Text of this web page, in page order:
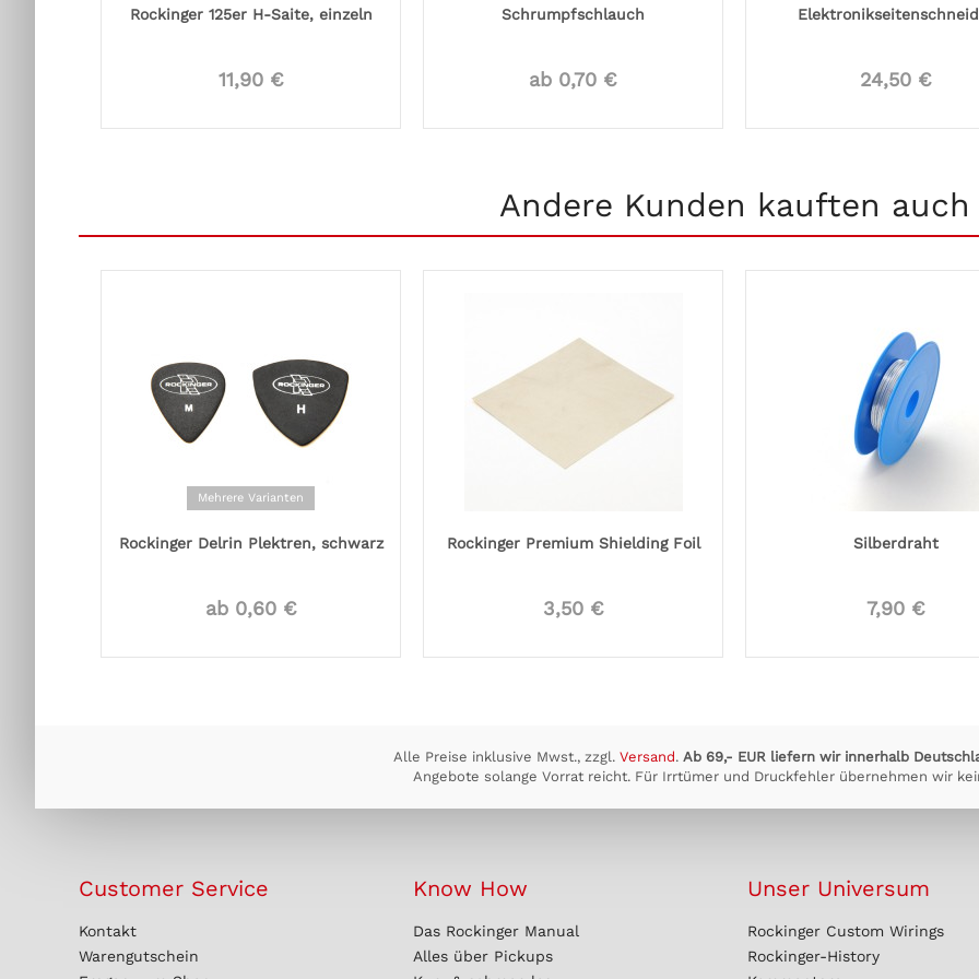
Rockinger 125er H-Saite, einzeln
11,90 €
Schrumpfschlauch
ab 0,70 € 24,50 €
Andere Kunden kauften auch
Mehrere Varianten
Rockinger Delrin Plektren, schwarz
ab 0,60 €
Rockinger Premium Shielding Foil
3,50 €
Silberdraht
7,90 €
Alle Preise inklusive Mwst., zzgl. Versand. Ab 69,- EUR liefern wir innerhalb
Angebote solange Vorrat reicht. Für Irrtümer und Druckfehler übernehmen wir
Customer Service
Kontakt
Warengutschein
Know How
Das Rockinger Manual
Alles über Pickups
Unser Universum
Rockinger Custom Wirings
Rockinger-History